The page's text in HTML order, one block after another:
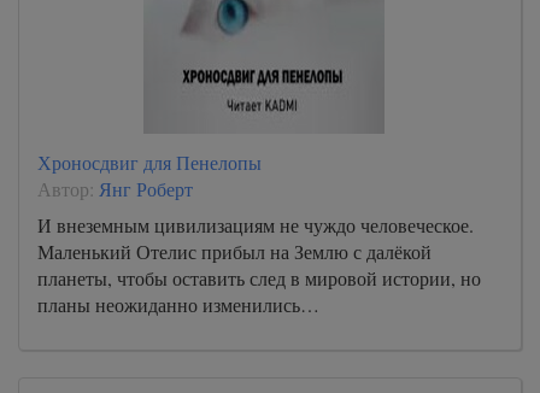
Хроносдвиг для Пенелопы
Автор: Янг Роберт
И внеземным цивилизациям не чуждо человеческое.
Маленький Отелис прибыл на Землю с далёкой
планеты, чтобы оставить след в мировой истории, но
планы неожиданно изменились…